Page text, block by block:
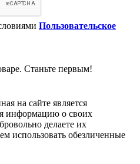
Пользовательское
Станьте первым!
на сайте является
информацию о своих
делаете их
использовать обезличенные